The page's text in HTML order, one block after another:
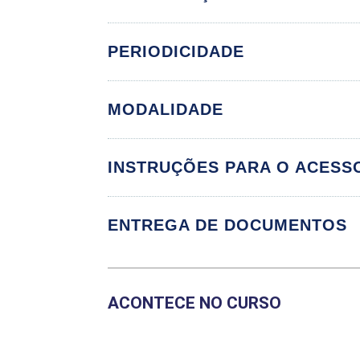
Redes e
Financiamento
PERIODICIDADE
MODALIDADE
INSTRUÇÕES PARA O
ENTREGA DE DOCUMENTOS
ACONTECE NO CURSO